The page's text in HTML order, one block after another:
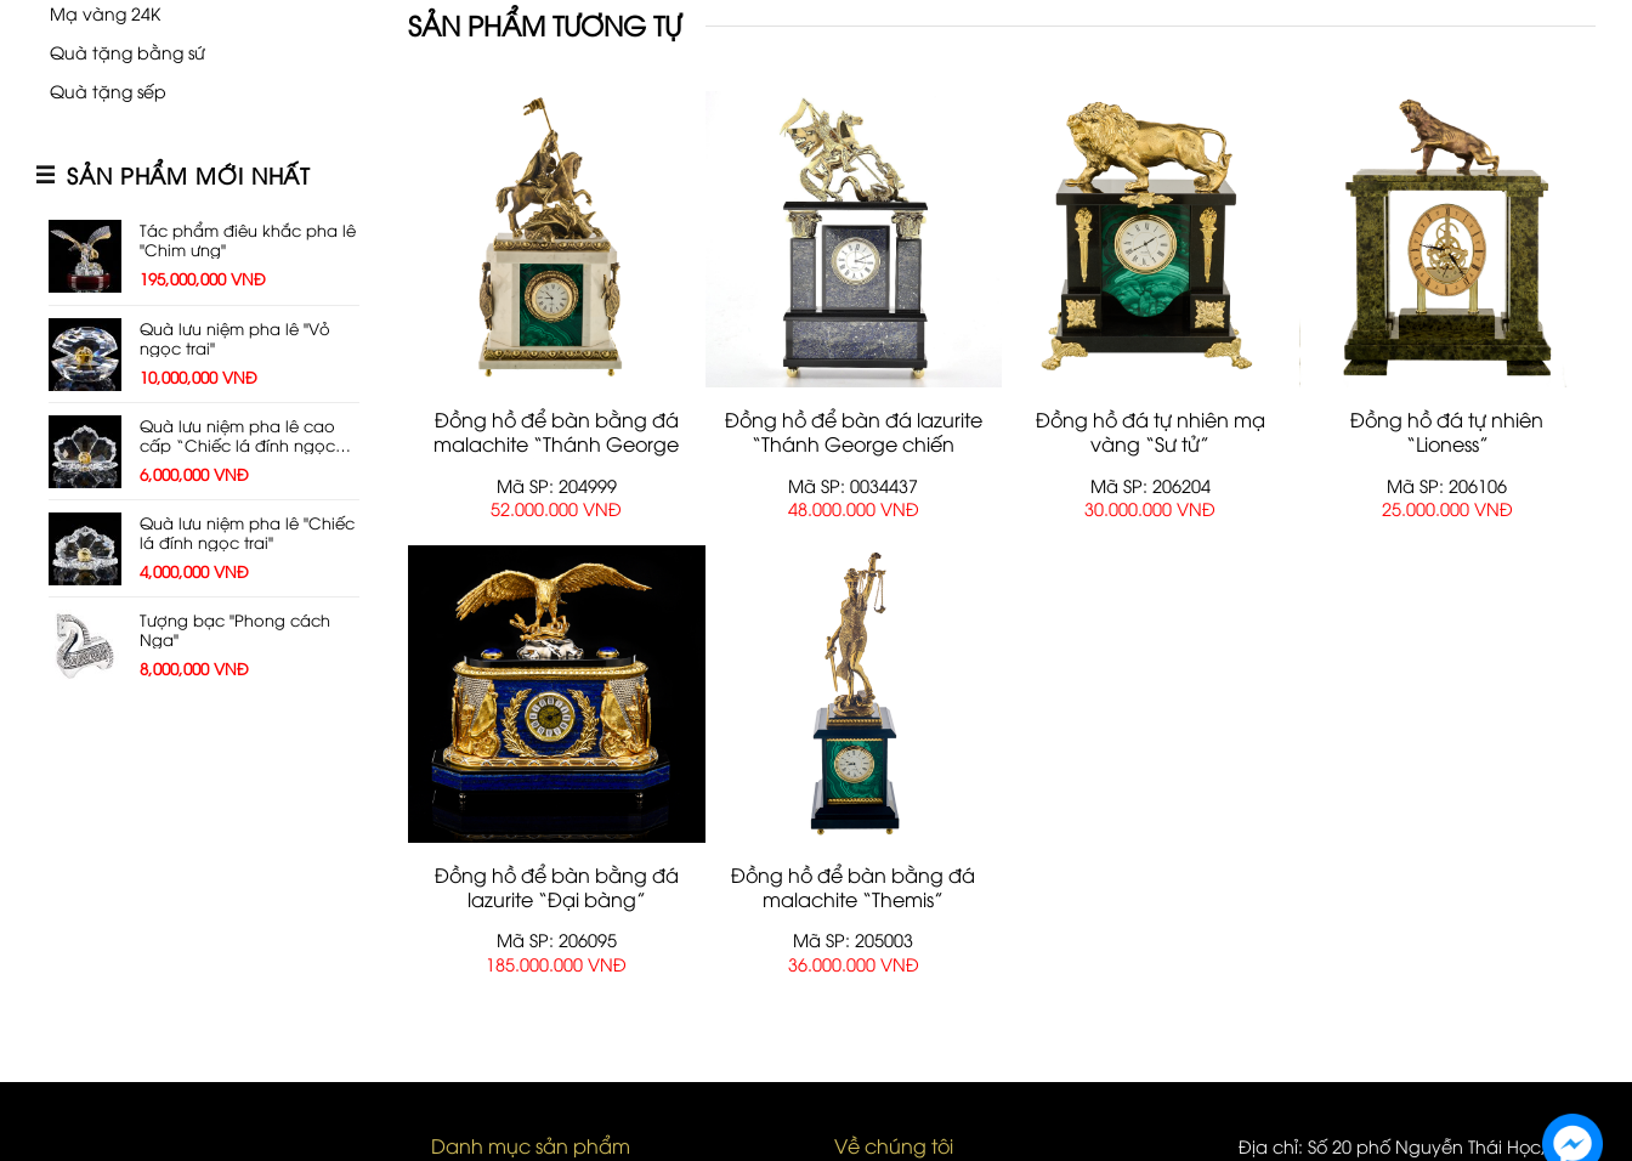
Mạ vàng 24K
Quà tặng bằng sứ
Quà tặng sếp
SẢN PHẨM MỚI NHẤT
Tác phẩm điêu khắc pha lê
"Chim ưng"
195,000,000VNĐ
Quà lưu niệm pha lê "Vỏ
ngọc trai"
10,000,000VNĐ
Quà lưu niệm pha lê cao
cấp “Chiếc lá đính ngọc
trai”
6,000,000VNĐ
Quà lưu niệm pha lê "Chiếc
lá đính ngọc trai"
4,000,000VNĐ
Tượng bạc "Phong cách
Nga"
8,000,000VNĐ
SẢN PHẨM TƯƠNG TỰ
Đồng hồ để bàn bằng đá
malachite “Thánh George
Mã SP: 204999
52.000.000 VNĐ
Đồng hồ để bàn đá lazurite
“Thánh George chiến
Mã SP: 0034437
48.000.000 VNĐ
Đồng hồ đá tự nhiên mạ
vàng “Sư tử”
Mã SP: 206204
30.000.000 VNĐ
Đồng hồ đá tự nhiên
“Lioness”
Mã SP: 206106
25.000.000 VNĐ
Đồng hồ để bàn bằng đá
lazurite “Đại bàng”
Mã SP: 206095
185.000.000 VNĐ
Đồng hồ để bàn bằng đá
malachite “Themis”
Mã SP: 205003
36.000.000 VNĐ
Danh mục sản phẩm Về chúng tôi Địa chỉ: Số 20 phố Nguyễn Thái Học, quận